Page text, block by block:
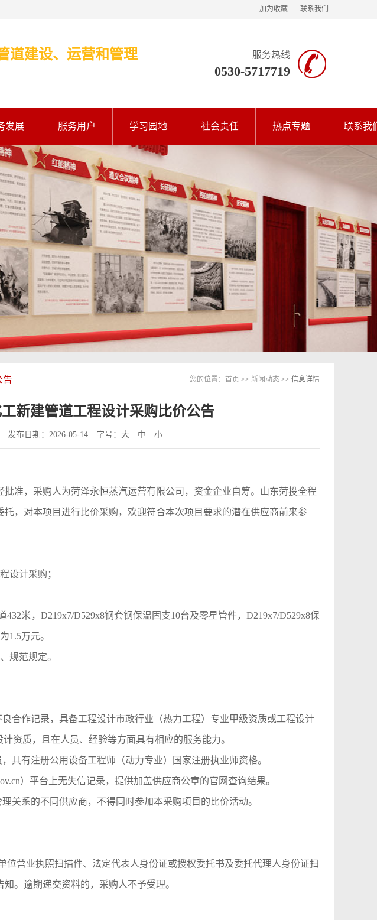
加为收藏 联系我们
道建设、运营和管理 服务热线
0530-5717719
发展 服务用户 学习园地 社会责任 热点专题 联系我
告 您的位置： 首页 >> 新闻动态 >> 信息详情
新建管道工程设计采购比价公告
发布日期：2026-05-14 字号： 大 中 小
准，采购人为菏泽永恒蒸汽运营有限公司， 资金企业自筹。 山东菏投全程
，对本项目进行比价采购， 欢迎符合本次项目要求的潜在供应商前来参
设计采购；
432米，D219x7/D529x8钢套钢保温固支10台及零星管件，D219x7/D529x8保
1.5万元。
规范规定。
合作记录，具备工程设计市政行业（热力工程）专业甲级资质或工程设计
资质，且在人员、经验等方面具有相应的服务能力。
具有注册公用设备工程师（动力专业）国家注册执业师资格。
）平台上无失信记录，提供加盖供应商公章的官网查询结果。
关系的不同供应商，不得同时参加本采购项目的比价活动。
位营业执照扫描件、法定代表人身份证或授权委托书及委托代理人身份证扫
知。逾期递交资料的，采购人不予受理。